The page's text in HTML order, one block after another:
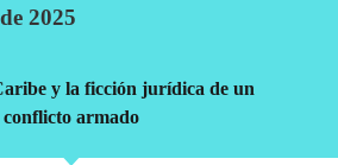
2025